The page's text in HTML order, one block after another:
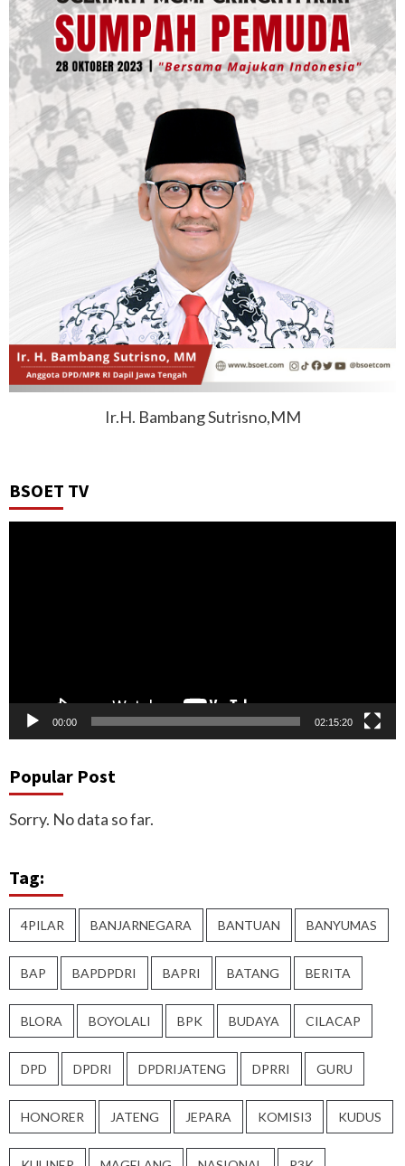
Ir.H. Bambang Sutrisno,MM
BSOET TV
00:00 02:15:20
Popular Post
Sorry. No data so far.
Tag:
4PILAR BANJARNEGARA BANTUAN BANYUMAS
BAP BAPDPDRI BAPRI BATANG BERITA
BLORA BOYOLALI BPK BUDAYA CILACAP
DPD DPDRI DPDRIJATENG DPRRI GURU
HONORER JATENG JEPARA KOMISI3 KUDUS